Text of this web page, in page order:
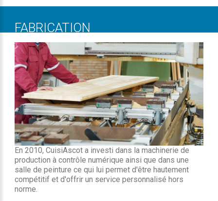
FABRICATION
En 2010, CuisiAscot a investi dans la machinerie de
production à contrôle numérique ainsi que dans une
salle de peinture ce qui lui permet d'être hautement
compétitif et d'offrir un service personnalisé hors
norme.